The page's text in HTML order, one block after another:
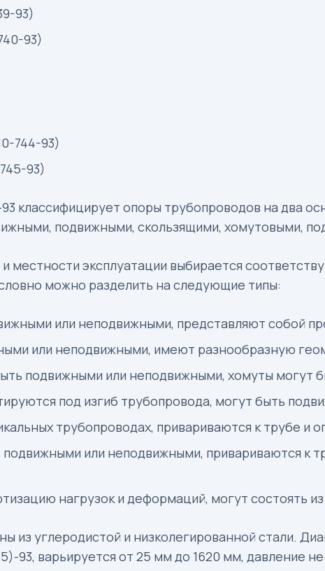
93)
93)
744-93)
93)
классифицирует опоры трубопроводов на два
подвижными, скользящими, хомутовыми,
местности эксплуатации выбирается
можно разделить на следующие типы:
или неподвижными, представляют собой
или неподвижными, имеют разнообразную
подвижными или неподвижными, хомуты могут
под изгиб трубопровода, могут быть
трубопроводах, привариваются к трубе и
подвижными или неподвижными, привариваются к
нагрузок и деформаций, могут состоять
из углеродистой и низколегированной стали.
93, варьируется от 25 мм до 1620 мм, давление